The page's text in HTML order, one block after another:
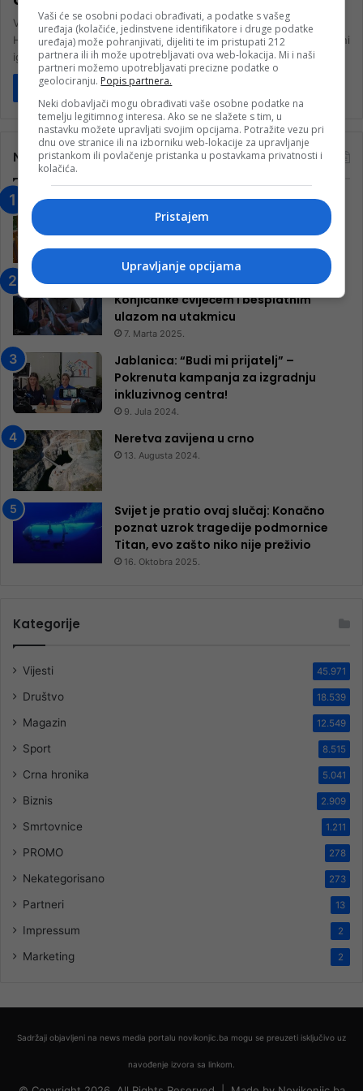
Već dugo traje borba košarkaške reprezentacije Bosne i
Hercegovine, da Luka Garza zaigra kao domaći, a ne naturalizovani
igrač. Dok…
Pročitaj više
Najčitanije
“Obrazovanje gradi BiH-Jovan Divjak“
– Konjic je u posljednje 22 godine imao
25 ​​stipendista
Nogometaši Igmana iznenadili
Konjičanke cvijećem i besplatnim
ulazom na utakmicu
7. Marta 2025.
Jablanica: “Budi mi prijatelj” –
Pokrenuta kampanja za izgradnju
inkluzivnog centra!
9. Jula 2024.
Neretva zavijena u crno
13. Augusta 2024.
Svijet je pratio ovaj slučaj: Konačno
poznat uzrok tragedije podmornice
Titan, evo zašto niko nije preživio
16. Oktobra 2025.
Kategorije
Vijesti 45.971
Društvo 18.539
Magazin 12.549
Sport 8.515
Crna hronika 5.041
Biznis 2.909
Smrtovnice 1.211
PROMO 278
Nekategorisano 273
Partneri 13
Impressum 2
Marketing 2
Sadržaji objavljeni na news media portalu novikonjic.ba mogu se preuzeti isključivo uz
navođenje izvora sa linkom.
Vaši će se osobni podaci obrađivati, a podatke s vašeg
uređaja (kolačiće, jedinstvene identifikatore i druge podatke
uređaja) može pohranjivati, dijeliti te im pristupati 212
partnera ili ih može upotrebljavati ova web-lokacija. Mi i naši
partneri možemo upotrebljavati precizne podatke o
geolociranju. Popis partnera.
Neki dobavljači mogu obrađivati vaše osobne podatke na
temelju legitimnog interesa. Ako se ne slažete s tim, u
nastavku možete upravljati svojim opcijama. Potražite vezu pri
dnu ove stranice ili na izborniku web-lokacije za upravljanje
pristankom ili povlačenje pristanka u postavkama privatnosti i
kolačića.
Pristajem
Upravljanje opcijama